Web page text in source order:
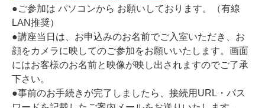
●ご参加は パソコンから お願いしております。（有線
LAN推奨）
●講座当日は、お申込みのお名前でご入室いただき、お
顔をカメラに映してのご参加をお願いいたします。画面
にはお客様のお名前と映像が映し出されますのでご了承
下さい。
●事前のお手続きが完了しましたら、接続用URL・パス